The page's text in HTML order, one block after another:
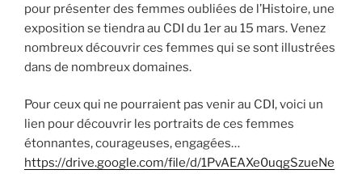
pour présenter des femmes oubliées de l’Histoire, une
exposition se tiendra au CDI du 1er au 15 mars. Venez
nombreux découvrir ces femmes qui se sont illustrées
dans de nombreux domaines.
Pour ceux qui ne pourraient pas venir au CDI, voici un
lien pour découvrir les portraits de ces femmes
étonnantes, courageuses, engagées…
https://drive.google.com/file/d/1PvAEAXe0uqgSzueNe